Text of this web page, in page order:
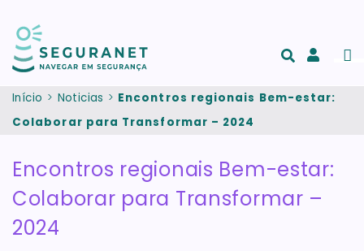
e
Início Noticias
Encontros regionais Bem-estar:
Colaborar para Transformar – 2024
Encontros regionais Bem-estar:
Colaborar para Transformar –
2024